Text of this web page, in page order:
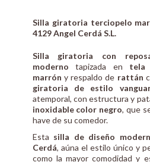
Silla giratoria terciopelo
4129 Angel Cerdá S.L.
Silla giratoria con
moderno tapizada en tela
marrón y respaldo de rattán
giratoria de estilo
atemporal, con estructura y
inoxidable color negro, que
have de su comedor.
Esta silla de diseño
Cerdá, aúna el estilo único y
como la mayor comodidad y